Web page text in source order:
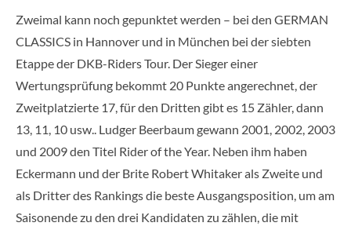
Zweimal kann noch gepunktet werden – bei den GERMAN
CLASSICS in Hannover und in München bei der siebten
Etappe der DKB-Riders Tour. Der Sieger einer
Wertungsprüfung bekommt 20 Punkte angerechnet, der
Zweitplatzierte 17, für den Dritten gibt es 15 Zähler, dann
13, 11, 10 usw.. Ludger Beerbaum gewann 2001, 2002, 2003
und 2009 den Titel Rider of the Year. Neben ihm haben
Eckermann und der Brite Robert Whitaker als Zweite und
als Dritter des Rankings die beste Ausgangsposition, um am
Saisonende zu den drei Kandidaten zu zählen, die mit